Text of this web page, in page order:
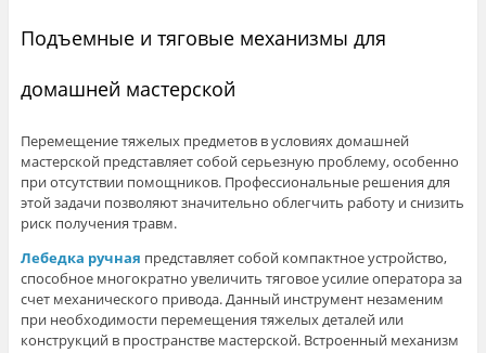
Подъемные и тяговые механизмы для
домашней мастерской
Перемещение тяжелых предметов в условиях домашней
мастерской представляет собой серьезную проблему, особенно
при отсутствии помощников. Профессиональные решения для
этой задачи позволяют значительно облегчить работу и снизить
риск получения травм.
Лебедка ручная представляет собой компактное устройство,
способное многократно увеличить тяговое усилие оператора за
счет механического привода. Данный инструмент незаменим
при необходимости перемещения тяжелых деталей или
конструкций в пространстве мастерской. Встроенный механизм